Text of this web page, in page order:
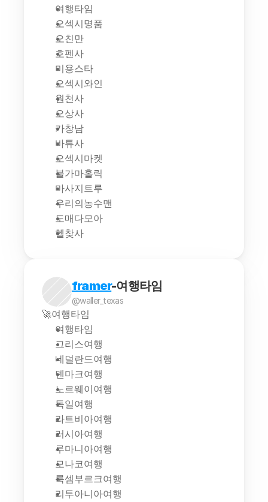
여행타임
오섹시명품
오친만
호펜사
미용스타
오섹시와인
원천사
오상사
카창남
바튜사
오섹시마켓
불가마홀릭
마사지트루
우리의농수맨
도매다모아
헬찾사
framer-여행타임
@waller_texas
🚀여행타임
여행타임
그리스여행
네덜란드여행
덴마크여행
노르웨이여행
독일여행
라트비아여행
러시아여행
루마니아여행
모나코여행
룩셈부르크여행
리투아니아여행